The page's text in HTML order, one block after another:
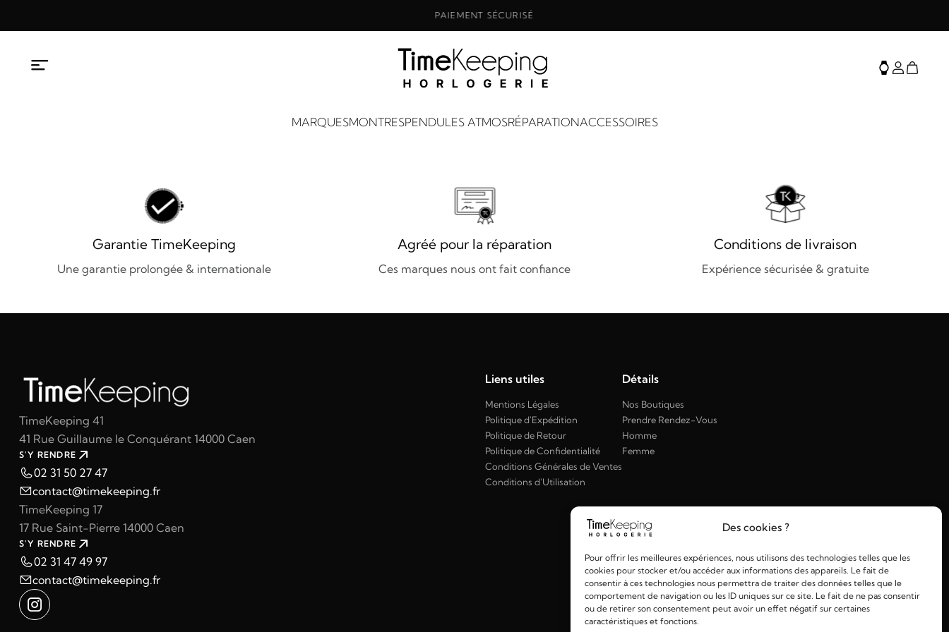
Des cookies ?
Pour offrir les meilleures expériences, nous utilisons des technologies telles que les
cookies pour stocker et/ou accéder aux informations des appareils. Le fait de
consentir à ces technologies nous permettra de traiter des données telles que le
comportement de navigation ou les ID uniques sur ce site. Le fait de ne pas consentir
ou de retirer son consentement peut avoir un effet négatif sur certaines
caractéristiques et fonctions.
PAIEMENT SÉCURISÉ
MARQUESMONTRESPENDULES ATMOSRÉPARATIONACCESSOIRES
Garantie TimeKeeping
Une garantie prolongée & internationale
Agréé pour la réparation
Ces marques nous ont fait confiance
Conditions de livraison
Expérience sécurisée & gratuite
TimeKeeping 41
41 Rue Guillaume le Conquérant 14000 Caen
S'Y RENDRE
02 31 50 27 47
contact@timekeeping.fr
TimeKeeping 17
17 Rue Saint-Pierre 14000 Caen
S'Y RENDRE
02 31 47 49 97
contact@timekeeping.fr
Liens utiles
Mentions Légales
Politique d'Expédition
Politique de Retour
Politique de Confidentialité
Conditions Générales de Ventes
Conditions d'Utilisation
Détails
Nos Boutiques
Prendre Rendez-Vous
Homme
Femme